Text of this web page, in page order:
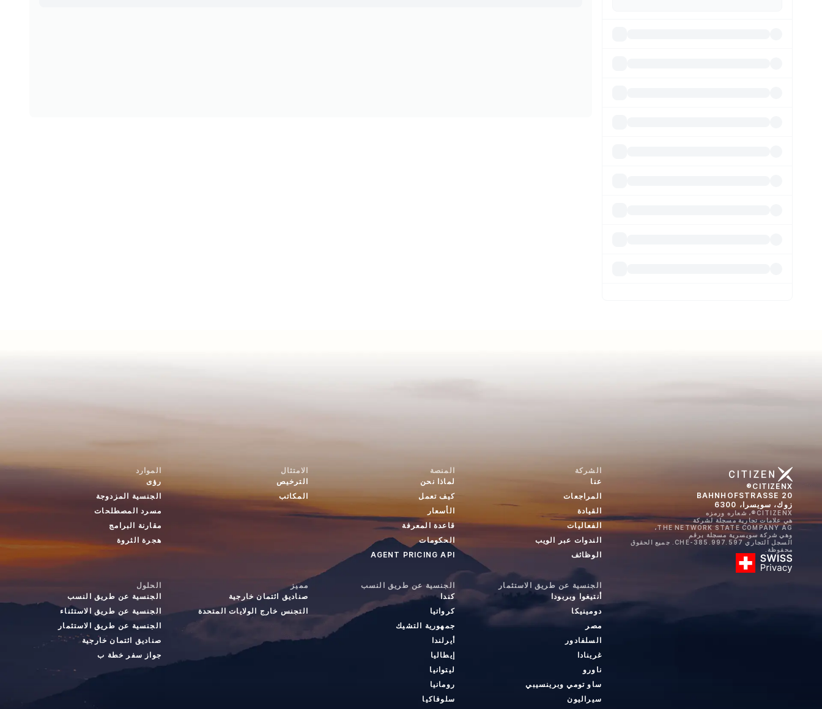
CITIZENX®
BAHNHOFSTRASSE 20
زوك، سويسرا، 6300
CITIZENX®، شعاره ورمزه
هي علامات تجارية مسجلة لشركة
THE NETWORK STATE COMPANY AG،
وهي شركة سويسرية مسجلة برقم
السجل التجاري CHE-385.997.597. جميع الحقوق
محفوظة.
الشركة
عنا
المراجعات
القيادة
الفعاليات
الندوات عبر الويب
الوظائف
المنصة
لماذا نحن
كيف تعمل
الأسعار
قاعدة المعرفة
الحكومات
AGENT PRICING API
الامتثال
الترخيص
المكاتب
الموارد
رؤى
الجنسية المزدوجة
مسرد المصطلحات
مقارنة البرامج
هجرة الثروة
الجنسية عن طريق الاستثمار
أنتيغوا وبربودا
دومينيكا
مصر
السلفادور
غرينادا
ناورو
ساو تومي وبرينسيبي
سيراليون
الجنسية عن طريق النسب
كندا
كرواتيا
جمهورية التشيك
أيرلندا
إيطاليا
ليتوانيا
رومانيا
سلوفاكيا
مميز
صناديق ائتمان خارجية
التجنس خارج الولايات المتحدة
الحلول
الجنسية عن طريق النسب
الجنسية عن طريق الاستثناء
الجنسية عن طريق الاستثمار
صناديق ائتمان خارجية
جواز سفر خطة ب